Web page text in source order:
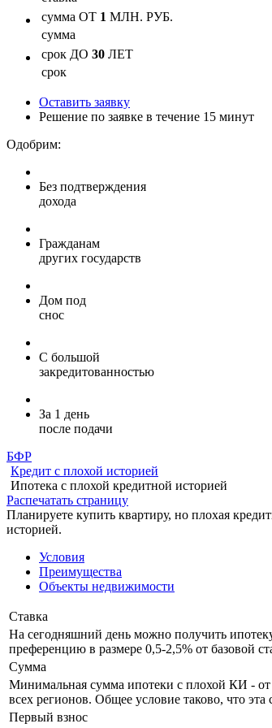
сумма ОТ 1 МЛН. РУБ.
сумма
срок ДО 30 ЛЕТ
срок
Оставить заявку
Решение по заявке в течение 15 минут
Одобрим:
Без подтверждения
дохода
Гражданам
других государств
Дом под
снос
С большой
закредитованностью
За 1 день
после подачи
БФР
Кредит с плохой историей
Ипотека с плохой кредитной историей
Распечатать страницу
Планируете купить квартиру, но плохая
историей.
Условия
Преимущества
Объекты недвижимости
Ставка
На сегодняшний день можно получить
преференцию в размере 0,5-2,5% от базовой
Сумма
Минимальная сумма ипотеки с плохой КИ - от
всех регионов. Общее условие таково, что
Первый взнос